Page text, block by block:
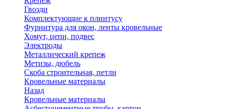
Гвозди
Комплектующие к плинтусу
Фурнитура для окон, ленты кровельные
Хомут, цепи, подвес
Электроды
Металлический крепеж
Метизы, дюбель
Скоба строительная, петли
Кровельные материалы
Назад
Кровельные материалы